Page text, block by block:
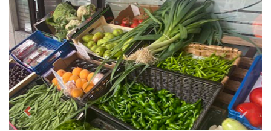
Previous Next